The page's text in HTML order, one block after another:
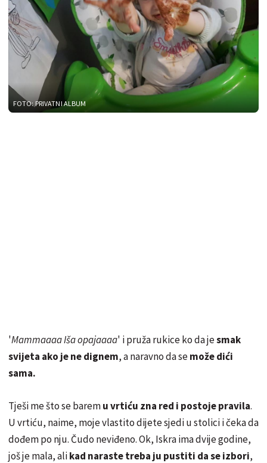
FOTO: PRIVATNI ALBUM
'Mammaaaa Iša opajaaaa' i pruža rukice ko da jesmak
svijeta ako je ne dignem, a naravno da semože dići
sama.
Tješi me što se baremu vrtiću zna red i postoje pravila.
U vrtiću, naime, moje vlastito dijete sjedi u stolici i čeka da
dođem po nju. Čudo neviđeno. Ok, Iskra ima dvije godine,
još je mala, alikad naraste treba ju pustiti da se izbori,